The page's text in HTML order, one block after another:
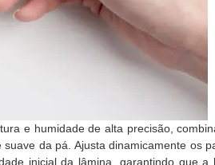
e humidade de alta precisão,
da pá. Ajusta dinamicamente os
inicial da lâmina, garantindo que a